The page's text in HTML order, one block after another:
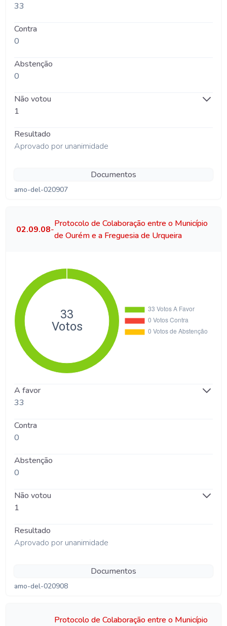
33
Contra
0
Abstenção
0
Não votou
1
Resultado
Aprovado por unanimidade
Documentos
amo-del-020907
02.09.08-
Protocolo de Colaboração entre o Município
de Ourém e a Freguesia de Urqueira
A favor
33
Contra
0
Abstenção
0
Não votou
1
Resultado
Aprovado por unanimidade
Documentos
amo-del-020908
Protocolo de Colaboração entre o Município